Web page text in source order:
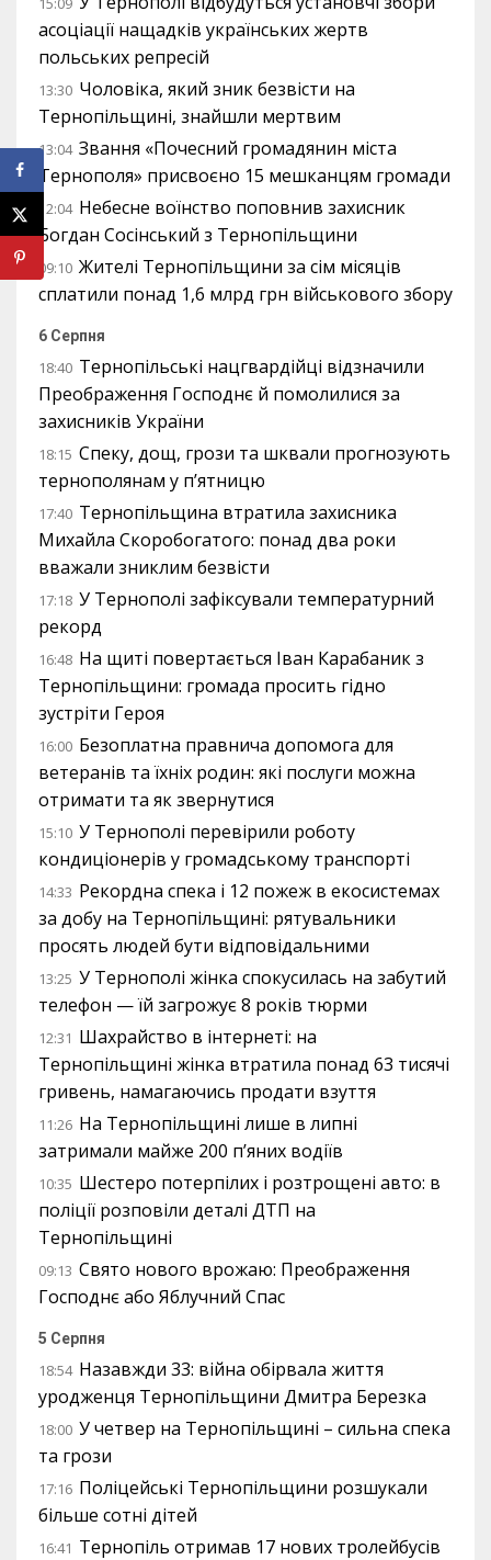
асоціації нащадків українських жертв
польських репресій
13:30 Чоловіка, який зник безвісти на
Тернопільщині, знайшли мертвим
13:04 Звання «Почесний громадянин міста
Тернополя» присвоєно 15 мешканцям громади
12:04 Небесне воїнство поповнив захисник
Богдан Сосінський з Тернопільщини
09:10 Жителі Тернопільщини за сім місяців
сплатили понад 1,6 млрд грн військового збору
6 Серпня
18:40 Тернопільські нацгвардійці відзначили
Преображення Господнє й помолилися за
захисників України
18:15 Спеку, дощ, грози та шквали прогнозують
тернополянам у п’ятницю
17:40 Тернопільщина втратила захисника
Михайла Скоробогатого: понад два роки
вважали зниклим безвісти
17:18 У Тернополі зафіксували температурний
рекорд
16:48 На щиті повертається Іван Карабаник з
Тернопільщини: громада просить гідно
зустріти Героя
16:00 Безоплатна правнича допомога для
ветеранів та їхніх родин: які послуги можна
отримати та як звернутися
15:10 У Тернополі перевірили роботу
кондиціонерів у громадському транспорті
14:33 Рекордна спека і 12 пожеж в екосистемах
за добу на Тернопільщині: рятувальники
просять людей бути відповідальними
13:25 У Тернополі жінка спокусилась на забутий
телефон — їй загрожує 8 років тюрми
12:31 Шахрайство в інтернеті: на
Тернопільщині жінка втратила понад 63 тисячі
гривень, намагаючись продати взуття
11:26 На Тернопільщині лише в липні
затримали майже 200 п’яних водіїв
10:35 Шестеро потерпілих і розтрощені авто: в
поліції розповіли деталі ДТП на
Тернопільщині
09:13 Свято нового врожаю: Преображення
Господнє або Яблучний Спас
5 Серпня
18:54 Назавжди 33: війна обірвала життя
уродженця Тернопільщини Дмитра Березка
18:00 У четвер на Тернопільщині – сильна спека
та грози
17:16 Поліцейські Тернопільщини розшукали
більше сотні дітей
16:41 Тернопіль отримав 17 нових тролейбусів